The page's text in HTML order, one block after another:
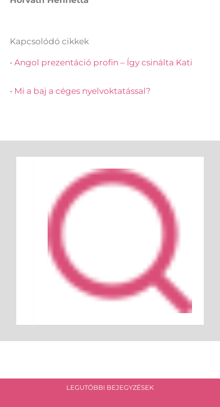
Kapcsolódó cikkek
• Angol prezentáció profin – Így csinálta Kati
• Mi a baj a céges nyelvoktatással?
LEGUTÓBBI BEJEGYZÉSEK